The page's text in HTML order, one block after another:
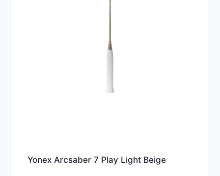
Yonex Arcsaber 7 Play Light Beige